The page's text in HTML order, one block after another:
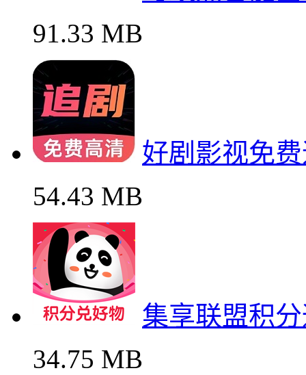
91.33 MB
好剧影视免
54.43 MB
集享联盟积
34.75 MB